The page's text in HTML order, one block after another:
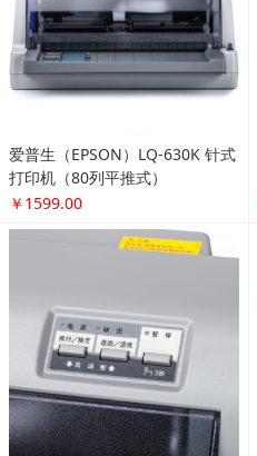
爱普生（EPSON）LQ-630K 针式
打印机（80列平推式）
￥1599.00